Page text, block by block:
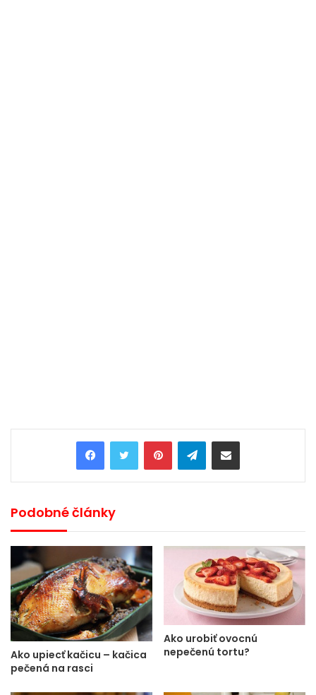
PinterestTelegramShare via Email
Podobné články
Ako upiecť kačicu – kačica
pečená na rasci
Ako urobiť ovocnú
nepečenú tortu?